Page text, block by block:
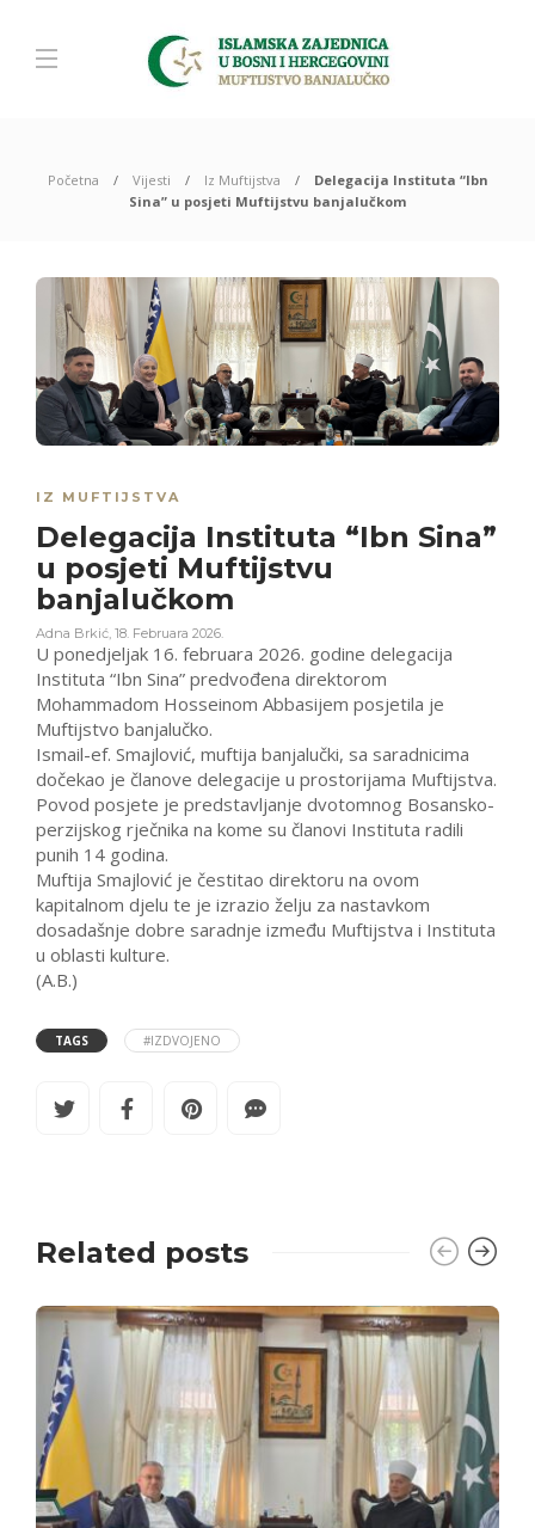
Početna Vijesti Iz Muftijstva
Delegacija Instituta “Ibn
Sina” u posjeti Muftijstvu banjalučkom
IZ MUFTIJSTVA
Delegacija Instituta “Ibn Sina”
u posjeti Muftijstvu
banjalučkom
Adna Brkić 18. Februara 2026.
U ponedjeljak 16. februara 2026. godine delegacija
Instituta “Ibn Sina” predvođena direktorom
Mohammadom Hosseinom Abbasijem posjetila je
Muftijstvo banjalučko.
Ismail-ef. Smajlović, muftija banjalučki, sa saradnicima
dočekao je članove delegacije u prostorijama Muftijstva.
Povod posjete je predstavljanje dvotomnog Bosansko-
perzijskog rječnika na kome su članovi Instituta radili
punih 14 godina.
Muftija Smajlović je čestitao direktoru na ovom
kapitalnom djelu te je izrazio želju za nastavkom
dosadašnje dobre saradnje između Muftijstva i Instituta
u oblasti kulture.
(A.B.)
TAGS #IZDVOJENO
Related posts